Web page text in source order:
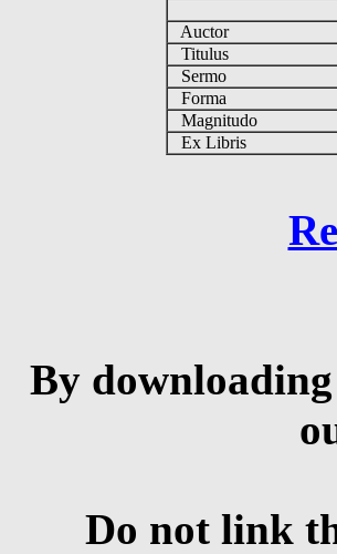
Auctor
Titulus
Sermo
Forma
Magnitudo
Ex Libris
By
Do not link